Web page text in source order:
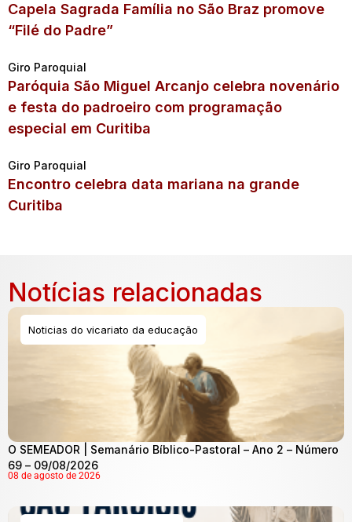
Capela Sagrada Família no São Braz promove
“Filé do Padre”
Giro Paroquial
Paróquia São Miguel Arcanjo celebra novenário
e festa do padroeiro com programação
especial em Curitiba
Giro Paroquial
Encontro celebra data mariana na grande
Curitiba
Notícias relacionadas
Noticias do vicariato da educação
O SEMEADOR | Semanário Bíblico-Pastoral – Ano 2 – Número
69 – 09/08/2026
08 de agosto de 2026